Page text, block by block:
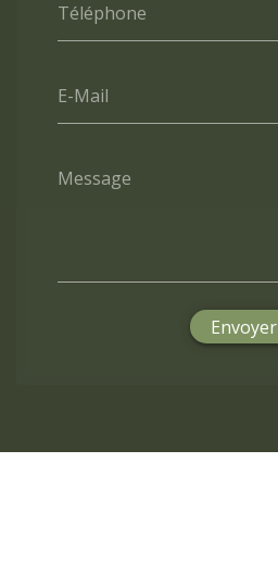
Téléphone
E-Mail
Message
Envoyer